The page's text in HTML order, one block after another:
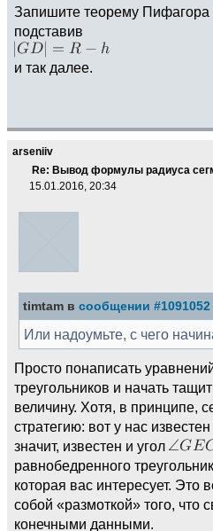
Запишите теорему Пифагора
подставив
и так далее.
arseniiv
Re: Вывод формулы радиуса
15.01.2016, 20:34
timtam в сообщении #1091052
Или надоумьте, с чего
Просто понаписать
треугольников и начать
величину. Хотя, в принципе,
стратегию: вот у нас
значит, известен и угол
равнобедренного
которая вас интересует. Это
собой «размоткой» того, что
конечными данными.